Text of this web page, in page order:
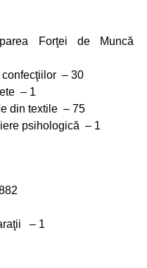
Forţei de Muncă
confecţiilor – 30
– 1
din textile – 75
psihologică – 1
– 1